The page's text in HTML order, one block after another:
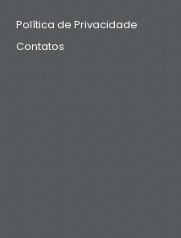
Política de Privacidade
Contatos